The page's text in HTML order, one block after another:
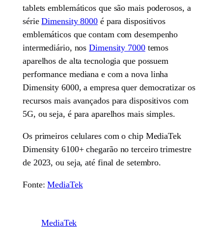
tablets emblemáticos que são mais poderosos, a
sérieDimensity 8000 é para dispositivos
emblemáticos que contam com desempenho
intermediário, nosDimensity 7000temos
aparelhos de alta tecnologia que possuem
performance mediana e com a nova linha
Dimensity 6000, a empresa quer democratizar os
recursos mais avançados para dispositivos com
5G, ou seja, é para aparelhos mais simples.
Os primeiros celulares com o chip MediaTek
Dimensity 6100+ chegarão no terceiro trimestre
de 2023, ou seja, até final de setembro.
Fonte:MediaTek
MediaTek